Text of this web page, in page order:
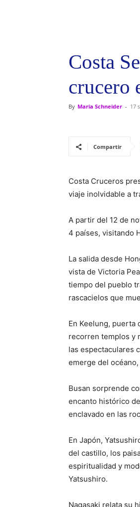
Costa
crucero
By Maria Schneider - 17
Compartir
Costa Cruceros
viaje inolvidable a
A partir del 12 de
4 países, visitando
La salida desde
vista de Victoria
tiempo del pueblo
rascacielos que
En Keelung, puerta
recorren templos y
las espectaculares
emerge del
Busan sorprende
encanto histórico
enclavado en las
En Japón,
del castillo, los
espiritualidad y
Yatsushiro.
Nagasaki relata su